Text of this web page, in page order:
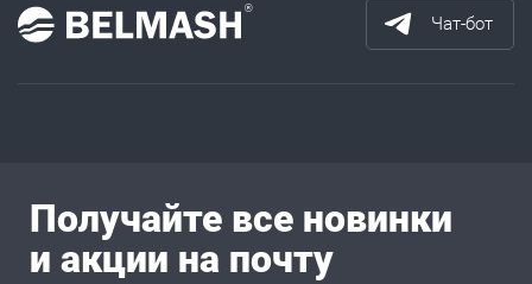
Чат-бот
Получайте все новинки
и акции на почту